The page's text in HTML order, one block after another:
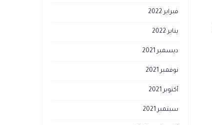
فبراير 2022
يناير 2022
ديسمبر 2021
نوفمبر 2021
أكتوبر 2021
سبتمبر 2021